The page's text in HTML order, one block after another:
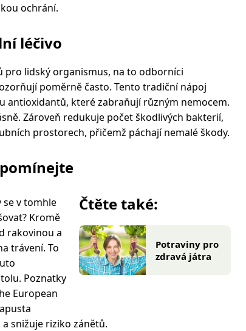
ochrání.
léčivo
pro lidský organismus, na to odborníci
poměrně často. Tento tradiční nápoj
antioxidantů, které zabraňují různým nemocem.
Zároveň redukuje počet škodlivých bakterií,
prostorech, přičemž páchají nemalé škody.
Čtěte také:
Potraviny pro
zdravá játra
se v tomhle
Kromě
rakovinou a
trávení. To
Poznatky
European
snižuje riziko zánětů.